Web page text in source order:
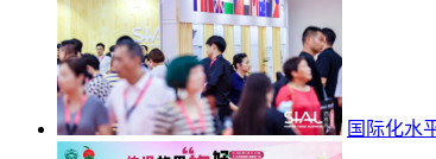
国际化水